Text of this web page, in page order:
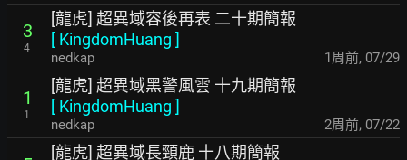
3
4
[龍虎] 超異域容後再表 二十期簡報
[ KingdomHuang ]
nedkap 1周前, 07/29
1
1
[龍虎] 超異域黑警風雲 十九期簡報
[ KingdomHuang ]
nedkap 2周前, 07/22
[龍虎] 超異域長頸鹿 十八期簡報